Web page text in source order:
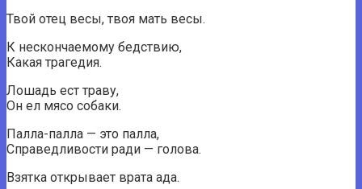
Твой отец весы, твоя мать весы.
К нескончаемому бедствию,
Какая трагедия.
Лошадь ест траву,
Он ел мясо собаки.
Палла-палла — это палла,
Справедливости ради — голова.
Взятка открывает врата ада.